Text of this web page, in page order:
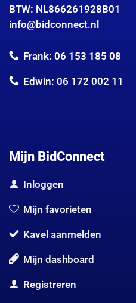
BTW: NL866261928B01
info@bidconnect.nl
Frank: 06 153 185 08
Edwin: 06 172 002 11
Mijn BidConnect
Inloggen
Mijn favorieten
Kavel aanmelden
Mijn dashboard
Registreren